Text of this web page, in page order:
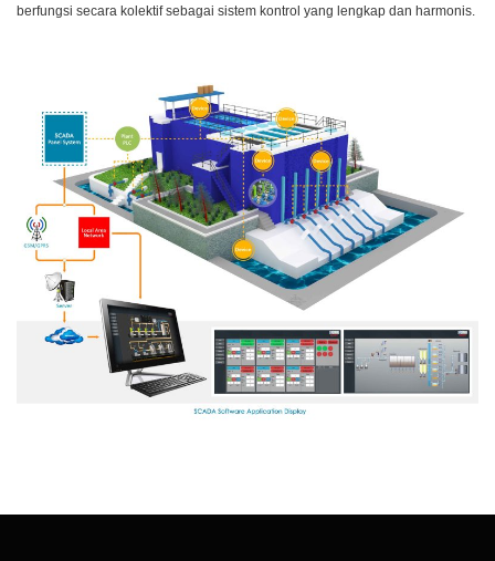
berfungsi secara kolektif sebagai sistem kontrol yang lengkap dan harmonis.